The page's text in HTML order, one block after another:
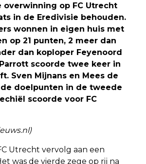
op FC Utrecht
in de Eredivisie behouden.
wonnen in eigen huis met
op 21 punten, 2 meer dan
dan koploper Feyenoord
scoorde twee keer in
Sven Mijnans en Mees de
doelpunten in de tweede
scoorde voor FC
Utrecht vervolg aan een
was de vierde zege op rij na